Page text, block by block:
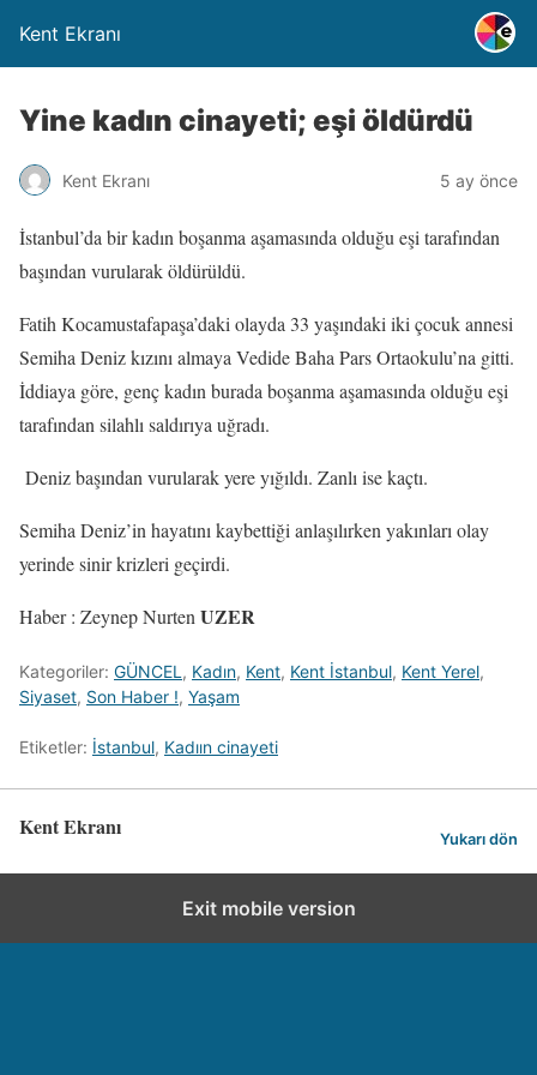
Kent Ekranı
Yine kadın cinayeti; eşi öldürdü
Kent Ekranı 5 ay önce
İstanbul’da bir kadın boşanma aşamasında olduğu eşi tarafından
başından vurularak öldürüldü.
Fatih Kocamustafapaşa’daki olayda 33 yaşındaki iki çocuk annesi
Semiha Deniz kızını almaya Vedide Baha Pars Ortaokulu’na gitti.
İddiaya göre, genç kadın burada boşanma aşamasında olduğu eşi
tarafından silahlı saldırıya uğradı.
Deniz başından vurularak yere yığıldı. Zanlı ise kaçtı.
Semiha Deniz’in hayatını kaybettiği anlaşılırken yakınları olay
yerinde sinir krizleri geçirdi.
Haber : Zeynep Nurten UZER
Kategoriler: GÜNCEL , Kadın, Kent, Kent İstanbul, Kent Yerel,
Siyaset, Son Haber !, Yaşam
Etiketler: İstanbul, Kadıın cinayeti
Kent Ekranı Yukarı dön
Exit mobile version